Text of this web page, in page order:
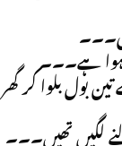
ہوا ہے۔۔۔
بول بلوا کر گھر
لگیں تھیں۔۔۔